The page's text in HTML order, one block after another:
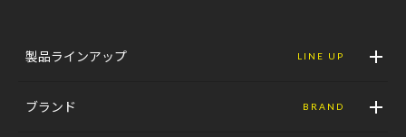
製品ラインアップ LINE UP
ブランド BRAND